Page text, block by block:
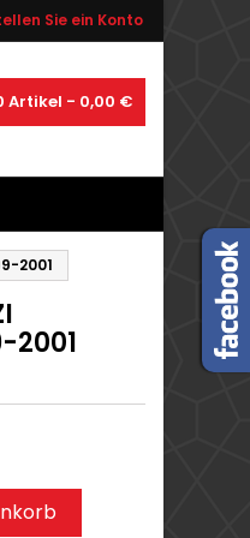
Sie ein Konto
Artikel - 0,00 €
2001
2001